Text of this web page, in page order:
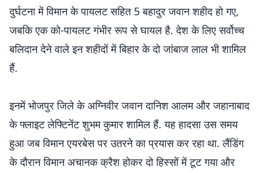
दुर्घटना में विमान के पायलट सहित 5 बहादुर जवान शहीद हो गए,
जबकि एक को-पायलट गंभीर रूप से घायल है. देश के लिए सर्वोच्च
बलिदान देने वाले इन शहीदों में बिहार के दो जांबाज लाल भी शामिल
हैं.
इनमें भोजपुर जिले के अग्निवीर जवान दानिश आलम और जहानाबाद
के फ्लाइट लेफ्टिनेंट शुभम कुमार शामिल हैं. यह हादसा उस समय
हुआ जब विमान एयरबेस पर उतरने का प्रयास कर रहा था. लैंडिंग
के दौरान विमान अचानक क्रैश होकर दो हिस्सों में टूट गया और